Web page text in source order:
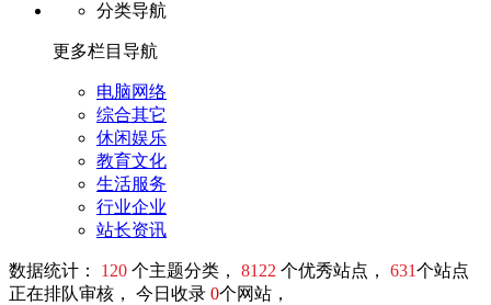
分类导航
更多栏目导航
电脑网络
综合其它
休闲娱乐
教育文化
生活服务
行业企业
站长资讯
数据统计： 120 个主题分类， 8122 个优秀站点， 631个站点
正在排队审核， 今日收录 0个网站，